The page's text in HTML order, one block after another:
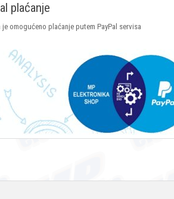
plaćanje
je omogućeno plaćanje putem PayPal servisa